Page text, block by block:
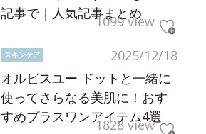
記事で｜人気記事まとめ
1099 view
2025/12/18
スキンケア
オルビスユー ドットと一緒に
使ってさらなる美肌に！おす
すめプラスワンアイテム4選
1828 view